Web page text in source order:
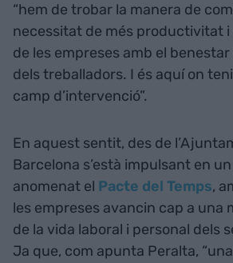
“hem de trobar la manera de
necessitat de més productivitat
de les empreses amb el
dels treballadors. I és aquí on
camp d’intervenció”.
En aquest sentit, des de
Barcelona s’està impulsant en
anomenat el Pacte del Temps,
les empreses avancin cap a una
de la vida laboral i personal dels
Ja que, com apunta Peralta,